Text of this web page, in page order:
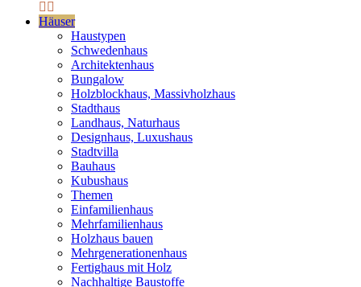
Häuser
Haustypen
Schwedenhaus
Architektenhaus
Bungalow
Holzblockhaus, Massivholzhaus
Stadthaus
Landhaus, Naturhaus
Designhaus, Luxushaus
Stadtvilla
Bauhaus
Kubushaus
Themen
Einfamilienhaus
Mehrfamilienhaus
Holzhaus bauen
Mehrgenerationenhaus
Fertighaus mit Holz
Nachhaltige Baustoffe